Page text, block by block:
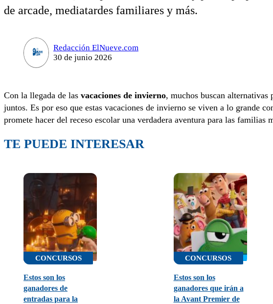
de arcade, mediatardes familiares y más.
Redacción ElNueve.com
30 de junio 2026
Con la llegada de las vacaciones de invierno, muchos buscan alternativas
juntos. Es por eso que estas vacaciones de invierno se viven a lo grande
promete hacer del receso escolar una verdadera aventura para las familias
TE PUEDE INTERESAR
CONCURSOS
Estos son los
ganadores de
entradas para la
CONCURSOS
Estos son los
ganadores que irán a
la Avant Premier de